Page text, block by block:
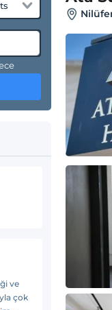
ve
çok